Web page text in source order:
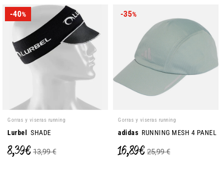
-40%
Gorras y viseras running
Lurbel SHADE
8,39 € 13,99 €
-35%
Gorras y viseras running
adidas RUNNING MESH 4 PANEL
16,89 € 25,99 €